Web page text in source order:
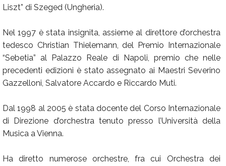
Liszt” di Szeged (Ungheria).
Nel 1997 è stata insignita, assieme al direttore d’orchestra
tedesco Christian Thielemann, del Premio Internazionale
“Sebetia” al Palazzo Reale di Napoli, premio che nelle
precedenti edizioni è stato assegnato ai Maestri Severino
Gazzelloni, Salvatore Accardo e Riccardo Muti.
Dal 1998 al 2005 è stata docente del Corso Internazionale
di Direzione d’orchestra tenuto presso l’Università della
Musica a Vienna.
Ha diretto numerose orchestre, fra cui Orchestra dei